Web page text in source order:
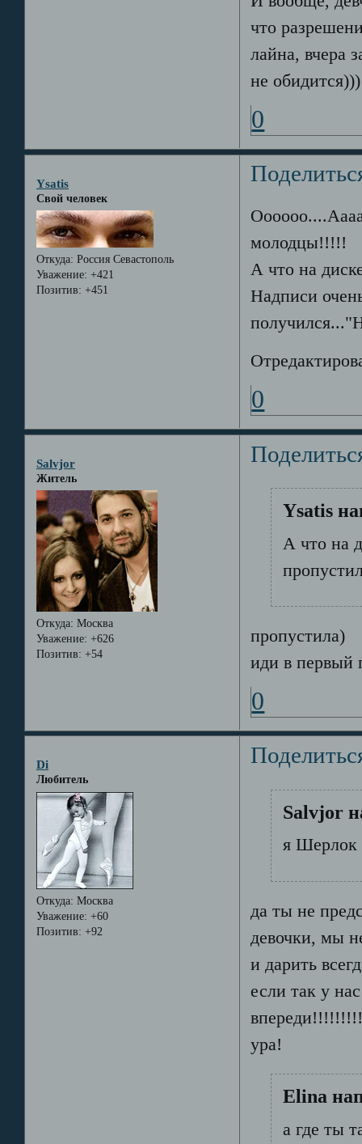
что
лайна, вчера
не обидится)))
0
Ysatis
Свой человек
Откуда: Россия Севастополь
Уважение: +421
Позитив: +451
молодцы!!!!!
А что на
Надписи
0
Salvjor
Житель
Откуда: Москва
Уважение: +626
Позитив: +54
Ysatis
А что на
пропустила)
иди в первый
0
Di
Любитель
Откуда: Москва
Уважение: +60
Позитив: +92
Salvjor
я Шерлок
да ты не
девочки, мы
и дарить
если так у
ура!
Elina
а где ты